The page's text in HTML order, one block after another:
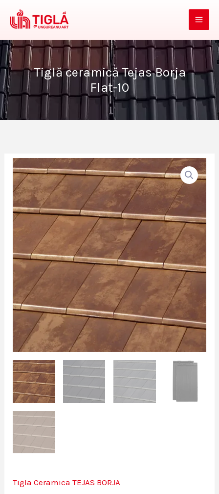
Tiglă ceramică Tejas Borja
Flat-10
Tigla Ceramica TEJAS BORJA